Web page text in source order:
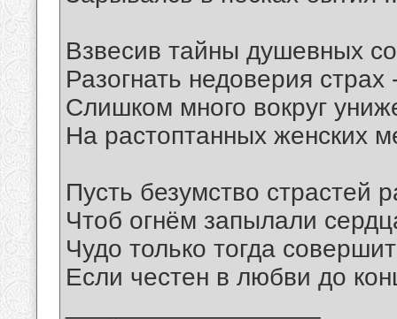
Взвесив тайны душевных
Разогнать недоверия страх
Слишком много вокруг
На растоптанных женских
Пусть безумство страстей
Чтоб огнём запылали
Чудо только тогда
Если честен в любви до